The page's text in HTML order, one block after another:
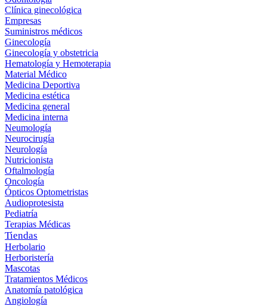
Clínica ginecológica
Empresas
Suministros médicos
Ginecología
Ginecología y obstetricia
Hematología y Hemoterapia
Material Médico
Medicina Deportiva
Medicina estética
Medicina general
Medicina interna
Neumología
Neurocirugía
Neurología
Nutricionista
Oftalmología
Oncología
Ópticos Optometristas
Audioprotesista
Pediatría
Terapias Médicas
Tiendas
Herbolario
Herboristería
Mascotas
Tratamientos Médicos
Anatomía patológica
Angiología